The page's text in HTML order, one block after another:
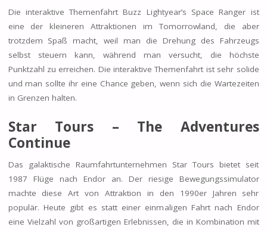
Die interaktive Themenfahrt Buzz Lightyear’s Space Ranger ist
eine der kleineren Attraktionen im Tomorrowland, die aber
trotzdem Spaß macht, weil man die Drehung des Fahrzeugs
selbst steuern kann, während man versucht, die höchste
Punktzahl zu erreichen. Die interaktive Themenfahrt ist sehr solide
und man sollte ihr eine Chance geben, wenn sich die Wartezeiten
in Grenzen halten.
Star Tours – The Adventures
Continue
Das galaktische Raumfahrtunternehmen Star Tours bietet seit
1987 Flüge nach Endor an. Der riesige Bewegungssimulator
machte diese Art von Attraktion in den 1990er Jahren sehr
populär. Heute gibt es statt einer einmaligen Fahrt nach Endor
eine Vielzahl von großartigen Erlebnissen, die in Kombination mit